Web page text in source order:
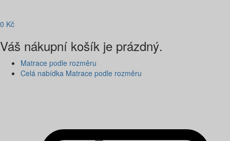
0 Kč
Váš nákupní košík je prázdný.
Matrace podle rozměru
Celá nabídka Matrace podle rozměru